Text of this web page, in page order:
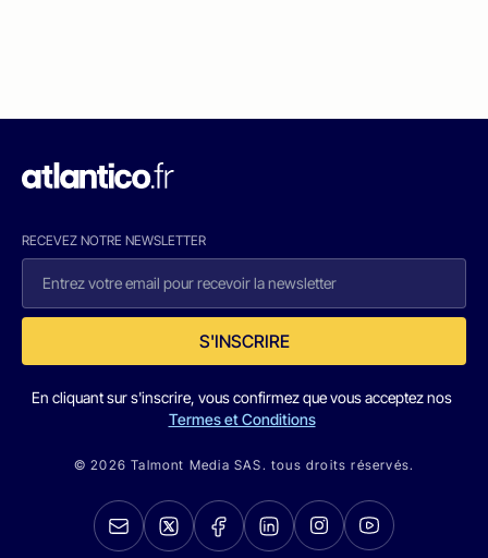
RECEVEZ NOTRE NEWSLETTER
S'INSCRIRE
En cliquant sur s'inscrire, vous confirmez que vous acceptez nos
Termes et Conditions
© 2026 Talmont Media SAS. tous droits réservés.